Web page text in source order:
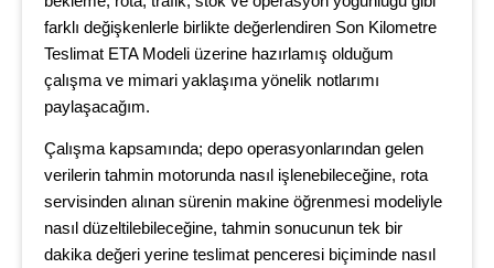
farklı değişkenlerle birlikte değerlendiren Son Kilometre
Teslimat ETA Modeli üzerine hazırlamış olduğum
çalışma ve mimari yaklaşıma yönelik notlarımı
paylaşacağım.
Çalışma kapsamında; depo operasyonlarından gelen
verilerin tahmin motorunda nasıl işlenebileceğine, rota
servisinden alınan sürenin makine öğrenmesi modeliyle
nasıl düzeltilebileceğine, tahmin sonucunun tek bir
dakika değeri yerine teslimat penceresi biçiminde nasıl